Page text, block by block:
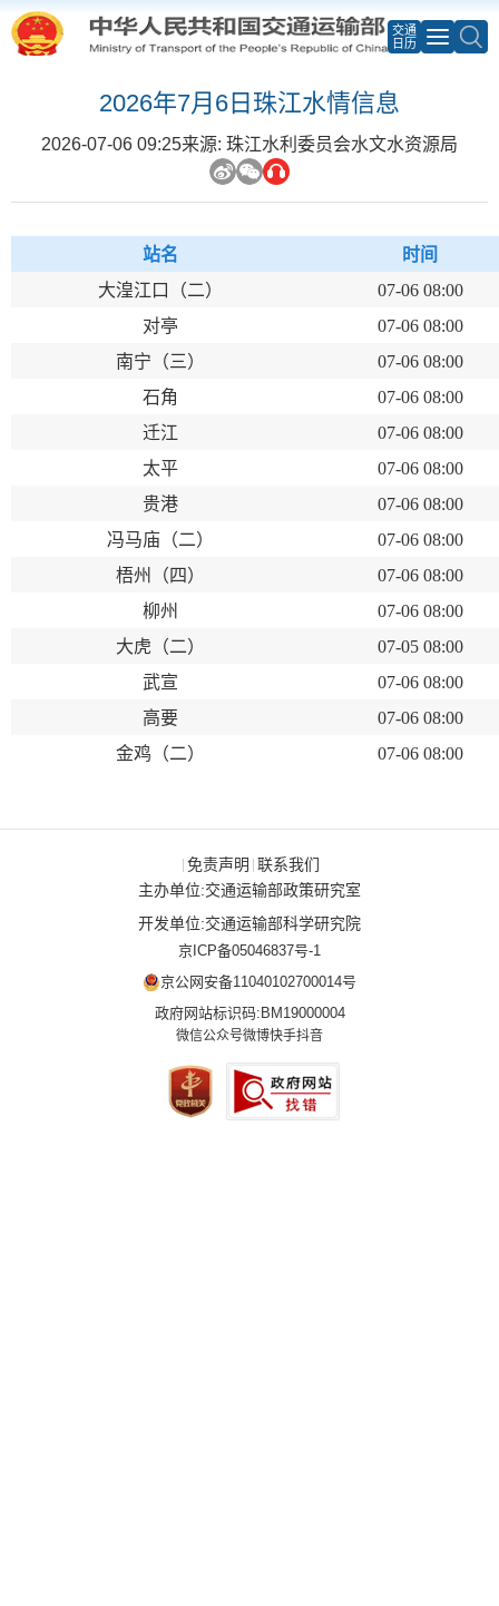
交通
日历
2026年7月6日珠江水情信息
2026-07-06 09:25来源: 珠江水利委员会水文水资源局
站名
时间
大湟江口（二）
07-06 08:00
对亭
07-06 08:00
南宁（三）
07-06 08:00
石角
07-06 08:00
迁江
07-06 08:00
太平
07-06 08:00
贵港
07-06 08:00
冯马庙（二）
07-06 08:00
梧州（四）
07-06 08:00
柳州
07-06 08:00
大虎（二）
07-05 08:00
武宣
07-06 08:00
高要
07-06 08:00
金鸡（二）
07-06 08:00
| 免责声明 | 联系我们
主办单位:交通运输部政策研究室
开发单位:交通运输部科学研究院
京ICP备05046837号-1
京公网安备11040102700014号
政府网站标识码:BM19000004
微信公众号微博快手抖音